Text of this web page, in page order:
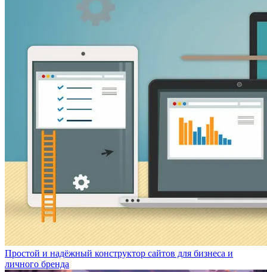
Простой и надёжный конструктор сайтов для бизнеса и
личного бренда